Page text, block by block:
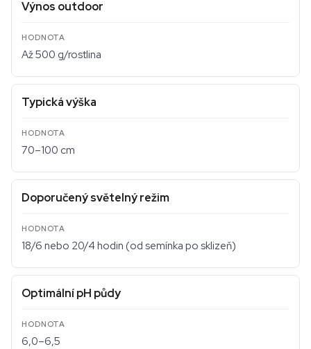
Výnos outdoor
Až 500 g/rostlina
Typická výška
70–100 cm
Doporučený světelný režim
18/6 nebo 20/4 hodin (od semínka po sklizeň)
Optimální pH půdy
6,0–6,5